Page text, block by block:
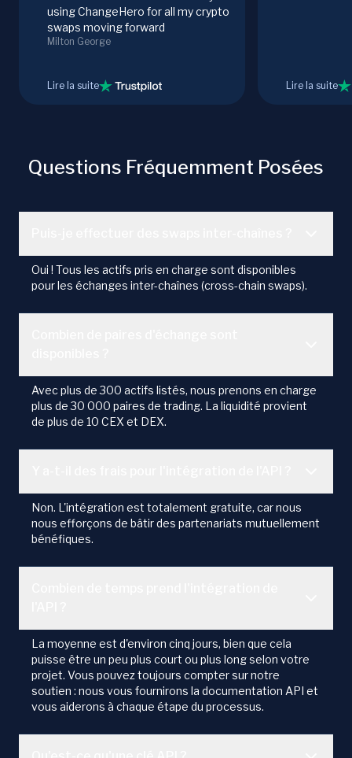
using ChangeHero for all my crypto
swaps moving forward
Milton George
Lire la suite Lire la suite
Questions Fréquemment Posées
Oui ! Tous les actifs pris en charge sont disponibles
pour les échanges inter-chaînes (cross-chain swaps).
Avec plus de 300 actifs listés, nous prenons en charge
plus de 30 000 paires de trading. La liquidité provient
de plus de 10 CEX et DEX.
Non. L'intégration est totalement gratuite, car nous
nous efforçons de bâtir des partenariats mutuellement
bénéfiques.
La moyenne est d'environ cinq jours, bien que cela
puisse être un peu plus court ou plus long selon votre
projet. Vous pouvez toujours compter sur notre
soutien : nous vous fournirons la documentation API et
vous aiderons à chaque étape du processus.